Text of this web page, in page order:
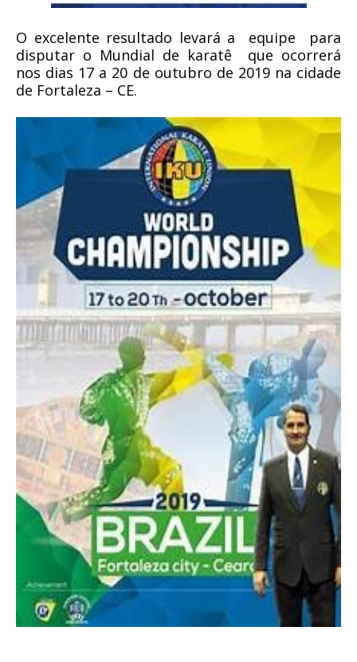
O excelente resultado levará a equipe
para
disputar o Mundial de karatê
que ocorrerá
nos dias 17 a 20 de outubro de 2019 na cidade
de Fortaleza – CE.